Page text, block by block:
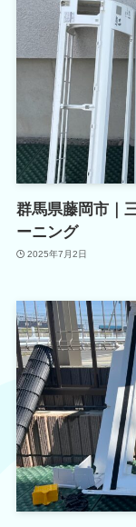
群馬県藤岡市｜
ーニング
2025年7月2日